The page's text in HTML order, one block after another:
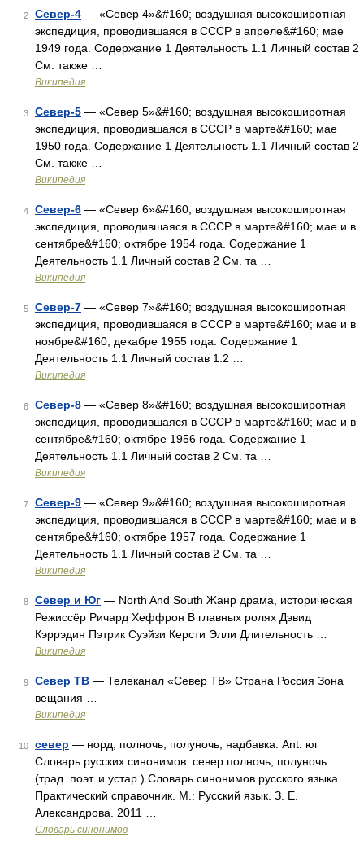
2 Север-4 — «Север 4»&#160; воздушная высокоширотная
экспедиция, проводившаяся в СССР в апреле&#160; мае
1949 года. Содержание 1 Деятельность 1.1 Личный состав 2
См. также …
Википедия
3 Север-5 — «Север 5»&#160; воздушная высокоширотная
экспедиция, проводившаяся в СССР в марте&#160; мае
1950 года. Содержание 1 Деятельность 1.1 Личный состав 2
См. также …
Википедия
4 Север-6 — «Север 6»&#160; воздушная высокоширотная
экспедиция, проводившаяся в СССР в марте&#160; мае и в
сентябре&#160; октябре 1954 года. Содержание 1
Деятельность 1.1 Личный состав 2 См. та …
Википедия
5 Север-7 — «Север 7»&#160; воздушная высокоширотная
экспедиция, проводившаяся в СССР в марте&#160; мае и в
ноябре&#160; декабре 1955 года. Содержание 1
Деятельность 1.1 Личный состав 1.2 …
Википедия
6 Север-8 — «Север 8»&#160; воздушная высокоширотная
экспедиция, проводившаяся в СССР в марте&#160; мае и в
сентябре&#160; октябре 1956 года. Содержание 1
Деятельность 1.1 Личный состав 2 См. та …
Википедия
7 Север-9 — «Север 9»&#160; воздушная высокоширотная
экспедиция, проводившаяся в СССР в марте&#160; мае и в
сентябре&#160; октябре 1957 года. Содержание 1
Деятельность 1.1 Личный состав 2 См. та …
Википедия
8 Север и Юг — North And South Жанр драма, историческая
Режиссёр Ричард Хеффрон В главных ролях Дэвид
Кэррэдин Пэтрик Суэйзи Керсти Элли Длительность …
Википедия
9 Север ТВ — Телеканал «Север ТВ» Страна Россия Зона
вещания …
Википедия
10 север — норд, полночь, полуночь; надбавка. Ant. юг
Словарь русских синонимов. север полночь, полуночь
(трад. поэт. и устар.) Словарь синонимов русского языка.
Практический справочник. М.: Русский язык. З. Е.
Александрова. 2011 …
Словарь синонимов